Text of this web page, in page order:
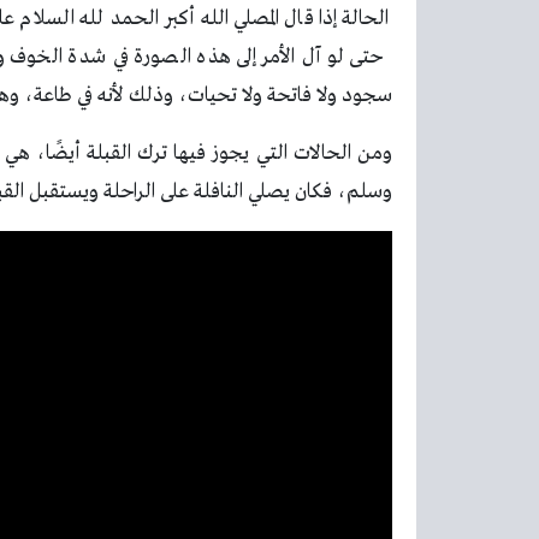
الحالة إذا قال المصلي الله أكبر الحمد لله
حتى لو آل الأمر إلى هذه الصورة في شدة الخوف
سجود ولا فاتحة ولا تحيات، وذلك لأنه في طاعة،
ومن الحالات التي يجوز فيها ترك القبلة أيضًا،
وسلم، فكان يصلي النافلة على الراحلة ويستقبل